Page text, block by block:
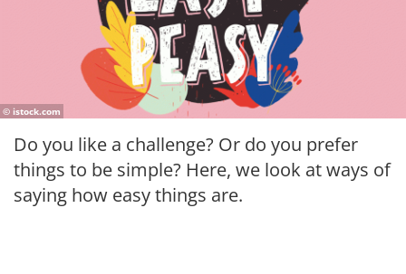
© istock.com
Do you like a challenge? Or do you prefer
things to be simple? Here, we look at ways of
saying how easy things are.